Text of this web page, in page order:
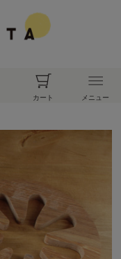
カート メニュー